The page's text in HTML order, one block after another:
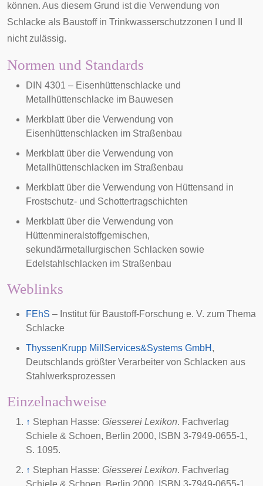
können. Aus diesem Grund ist die Verwendung von
Schlacke als Baustoff in Trinkwasserschutzzonen I und II
nicht zulässig.
Normen und Standards
DIN 4301 – Eisenhüttenschlacke und
Metallhüttenschlacke im Bauwesen
Merkblatt über die Verwendung von
Eisenhüttenschlacken im Straßenbau
Merkblatt über die Verwendung von
Metallhüttenschlacken im Straßenbau
Merkblatt über die Verwendung von Hüttensand in
Frostschutz- und Schottertragschichten
Merkblatt über die Verwendung von
Hüttenmineralstoffgemischen,
sekundärmetallurgischen Schlacken sowie
Edelstahlschlacken im Straßenbau
Weblinks
FEhS – Institut für Baustoff-Forschung e. V. zum Thema
Schlacke
ThyssenKrupp MillServices&Systems GmbH ,
Deutschlands größter Verarbeiter von Schlacken aus
Stahlwerksprozessen
Einzelnachweise
↑ Stephan Hasse: Giesserei Lexikon. Fachverlag
Schiele & Schoen, Berlin 2000, ISBN 3-7949-0655-1,
S. 1095.
↑ Stephan Hasse: Giesserei Lexikon. Fachverlag
Schiele & Schoen, Berlin 2000, ISBN 3-7949-0655-1,